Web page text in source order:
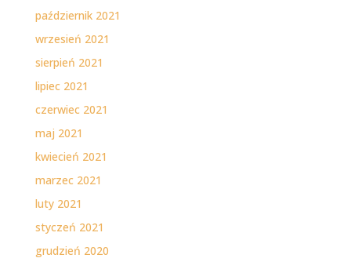
październik 2021
wrzesień 2021
sierpień 2021
lipiec 2021
czerwiec 2021
maj 2021
kwiecień 2021
marzec 2021
luty 2021
styczeń 2021
grudzień 2020